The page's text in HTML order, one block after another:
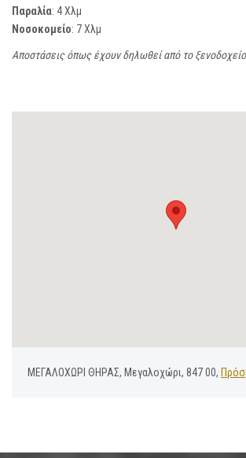
Παραλία: 4 Χλμ
Νοσοκομείο: 7 Χλμ
Αποστάσεις όπως έχουν δηλωθεί από το ξενοδοχείο
ΜΕΓΑΛΟΧΩΡΙ ΘΗΡΑΣ, Μεγαλοχώρι, 847 00,